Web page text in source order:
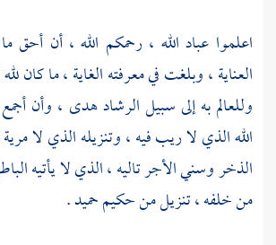
اعلموا عباد الله ، رحمكم الله ، أن
العناية ، وبلغت في معرفته الغاية ، ما كان
وللعالم به إلى سبيل الرشاد هدى ، وأن
الله الذي لا ريب فيه ، وتنزيله الذي لا
الذخر وسني الأجر تاليه ، الذي لا يأتيه
من خلفه ، تنزيل من حكيم حميد .